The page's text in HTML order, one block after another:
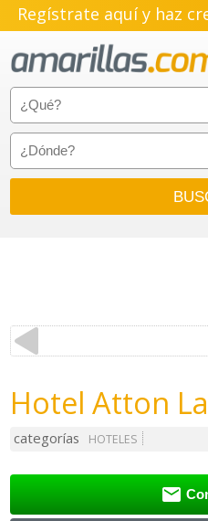
Regístrate aquí y haz
Hotel Atton
categorías HOTELES
